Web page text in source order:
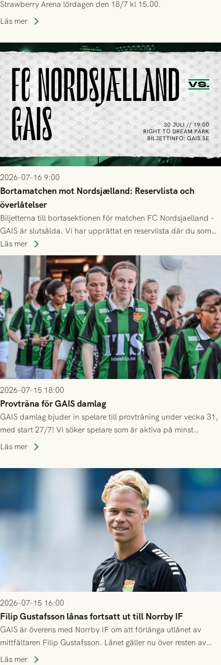
Strawberry Arena lördagen den 18/7 kl 15.00.
Läs mer
2026-07-16 9:00
Bortamatchen mot Nordsjælland: Reservlista och
överlåtelser
Biljetterna till bortasektionen för matchen FC Nordsjaelland -
GAIS är slutsålda. Vi har upprättat en reservlista där du som
ännu inte har någon biljett kan anmäla ditt intresse. Du kan
inte själv överlåta din biljett till någon annan.
Läs mer
2026-07-15 18:00
Provträna för GAIS damlag
GAIS damlag bjuder in spelare till provträning under vecka 31,
med start 27/7! Vi söker spelare som är aktiva på minst
division 3-nivå.
Läs mer
2026-07-15 16:00
Filip Gustafsson lånas fortsatt ut till Norrby IF
GAIS är överens med Norrby IF om att förlänga utlånet av
mittfältaren Filip Gustafsson. Lånet gäller nu över resten av
säsongen 2026.
Läs mer